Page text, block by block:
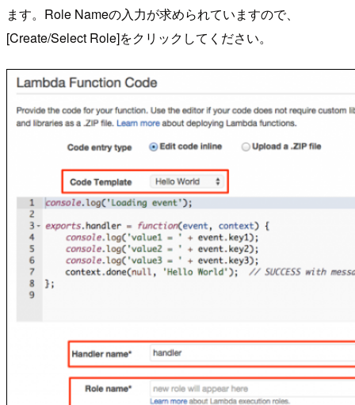
ます。Role Nameの入力が求められていますので、
[Create/Select Role]をクリックしてください。